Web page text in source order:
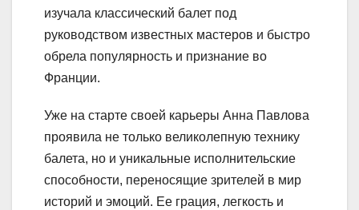
изучала классический балет под
руководством известных мастеров и быстро
обрела популярность и признание во
Франции.
Уже на старте своей карьеры Анна Павлова
проявила не только великолепную технику
балета, но и уникальные исполнительские
способности, переносящие зрителей в мир
историй и эмоций. Ее грация, легкость и